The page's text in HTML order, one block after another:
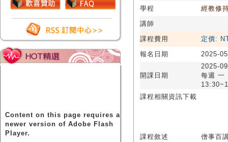
Content on this page requires a
newer version of Adobe Flash
Player.
學程
經教修
講師
課程費用
定價:
報名日期
2025-
開課日期
2025-
每週 一
課程相關資訊下載
課程敘述 僧事百